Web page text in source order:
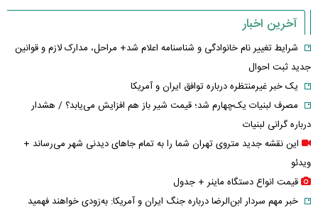
آخرین اخبار
شرایط تغییر نام خانوادگی و شناسنامه اعلام شد+ مراحل، مدارک لازم و قوانین
جدید ثبت احوال
یک خبر غیرمنتظره درباره توافق ایران و آمریکا
مصرف لبنیات یک‌چهارم شد؛ قیمت شیر باز هم افزایش می‌یابد؟ / هشدار
درباره گرانی لبنیات
این نقشه جدید متروی تهران شما را به تمام جاهای دیدنی شهر می‌رساند +
ویدئو
قیمت انواع دستگاه ماینر + جدول
خبر مهم سردار ابن‌الرضا درباره جنگ ایران و آمریکا: به‌زودی خواهند فهمید